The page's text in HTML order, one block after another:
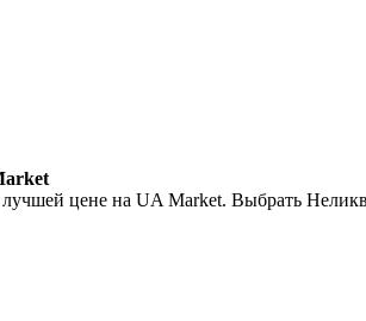
цене на UA Market. Выбрать